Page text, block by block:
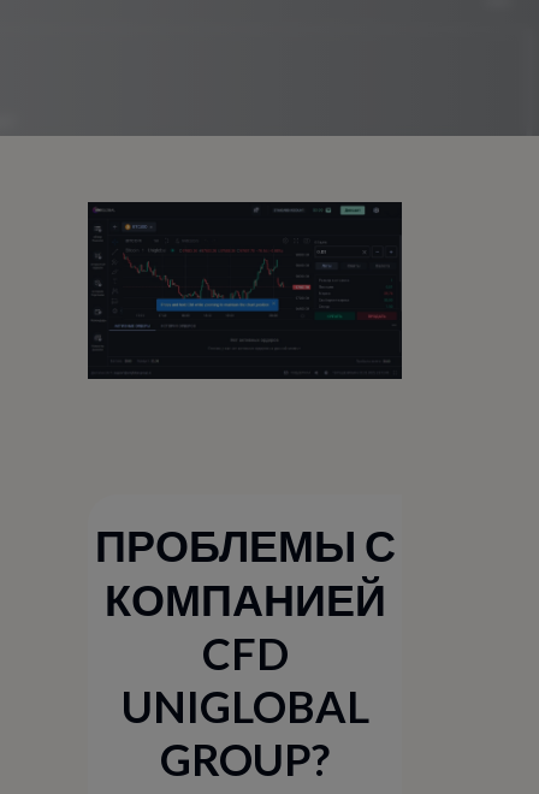
CFD
UNIGLOBAL
GROUP?
Cfd Uniglobal Group не выполняет
обязательства или не возвращает